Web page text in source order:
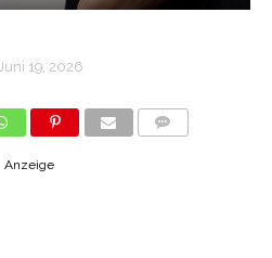
Juni 19, 2026
Anzeige